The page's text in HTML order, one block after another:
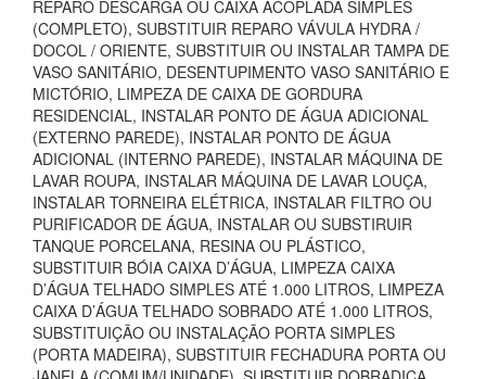
REPARO DESCARGA OU CAIXA ACOPLADA SIMPLES
(COMPLETO), SUBSTITUIR REPARO VÁVULA HYDRA /
DOCOL / ORIENTE, SUBSTITUIR OU INSTALAR TAMPA DE
VASO SANITÁRIO, DESENTUPIMENTO VASO SANITÁRIO E
MICTÓRIO, LIMPEZA DE CAIXA DE GORDURA
RESIDENCIAL, INSTALAR PONTO DE ÁGUA ADICIONAL
(EXTERNO PAREDE), INSTALAR PONTO DE ÁGUA
ADICIONAL (INTERNO PAREDE), INSTALAR MÁQUINA DE
LAVAR ROUPA, INSTALAR MÁQUINA DE LAVAR LOUÇA,
INSTALAR TORNEIRA ELÉTRICA, INSTALAR FILTRO OU
PURIFICADOR DE ÁGUA, INSTALAR OU SUBSTIRUIR
TANQUE PORCELANA, RESINA OU PLÁSTICO,
SUBSTITUIR BÓIA CAIXA D’ÁGUA, LIMPEZA CAIXA
D’ÁGUA TELHADO SIMPLES ATÉ 1.000 LITROS, LIMPEZA
CAIXA D’ÁGUA TELHADO SOBRADO ATÉ 1.000 LITROS,
SUBSTITUIÇÃO OU INSTALAÇÃO PORTA SIMPLES
(PORTA MADEIRA), SUBSTITUIR FECHADURA PORTA OU